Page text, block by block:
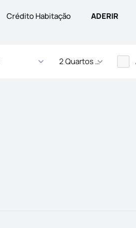
Crédito Habitação ADERIR
2 Quartos - ... Quartos